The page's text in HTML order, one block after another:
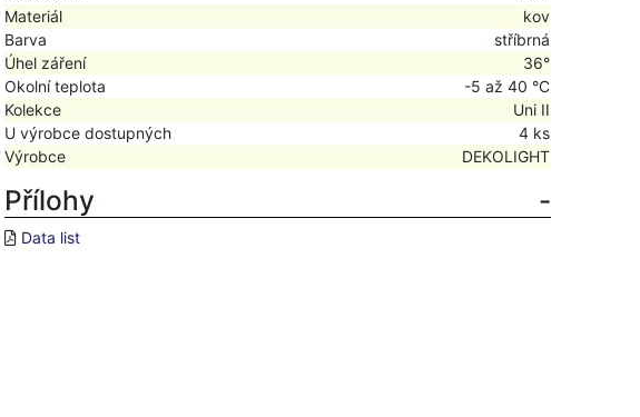
Materiál
kov
Barva
stříbrná
Úhel záření
36°
Okolní teplota
-5 až 40 °C
Kolekce
Uni II
U výrobce dostupných
4 ks
Výrobce
DEKOLIGHT
Přílohy
Data list